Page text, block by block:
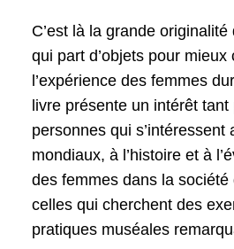
C’est là la grande
qui part d’objets pour mieux
l’expérience des femmes
livre présente un intérêt tant
personnes qui s’intéressent
mondiaux, à l’histoire et à
des femmes dans la
celles qui cherchent des
pratiques muséales